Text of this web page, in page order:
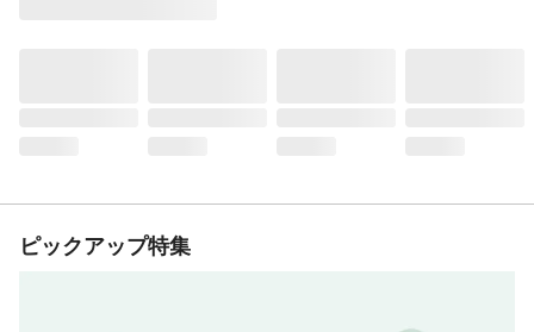
ピックアップ特集